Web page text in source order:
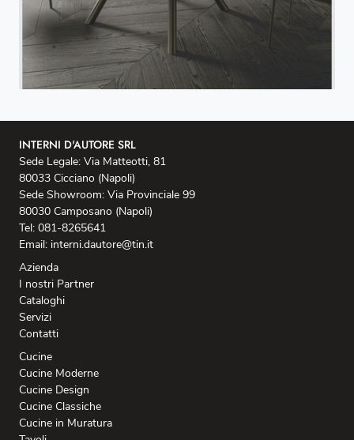
INTERNI D'AUTORE SRL
Sede Legale: Via Matteotti, 81
80033 Cicciano (Napoli)
Sede Showroom: Via Provinciale 99
80030 Camposano (Napoli)
Tel: 081-8265641
Email: interni.dautore@tin.it
Azienda
I nostri Partner
Cataloghi
Servizi
Contatti
Cucine
Cucine Moderne
Cucine Design
Cucine Classiche
Cucine in Muratura